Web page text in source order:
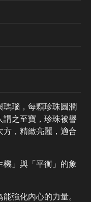
瑪瑙，每顆珍珠圓潤
謂之至寶，珍珠被譽
方，精緻亮麗，適合
機」與「平衡」的象
強化內心的力量。